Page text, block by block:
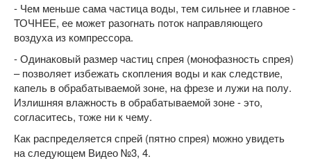
- Чем меньше сама частица воды, тем сильнее и главное -
ТОЧНЕЕ, ее может разогнать поток направляющего
воздуха из компрессора.
- Одинаковый размер частиц спрея (монофазность спрея)
– позволяет избежать скопления воды и как следствие,
капель в обрабатываемой зоне, на фрезе и лужи на полу.
Излишняя влажность в обрабатываемой зоне - это,
согласитесь, тоже ни к чему.
Как распределяется спрей (пятно спрея) можно увидеть
на следующем Видео №3, 4.